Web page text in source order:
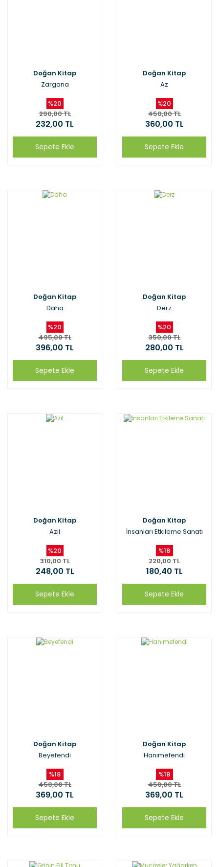
Doğan Kitap
Zargana
%20
290,00 TL
232,00 TL
Sepete Ekle
Doğan Kitap
Az
%20
450,00 TL
360,00 TL
Sepete Ekle
Doğan Kitap
Daha
%20
495,00 TL
396,00 TL
Sepete Ekle
Doğan Kitap
Derz
%20
350,00 TL
280,00 TL
Sepete Ekle
Doğan Kitap
Azil
%20
310,00 TL
248,00 TL
Sepete Ekle
Doğan Kitap
İnsanları Etkileme Sanatı
%18
220,00 TL
180,40 TL
Sepete Ekle
Doğan Kitap
Beyefendi
%18
450,00 TL
369,00 TL
Sepete Ekle
Doğan Kitap
Hanımefendi
%18
450,00 TL
369,00 TL
Sepete Ekle